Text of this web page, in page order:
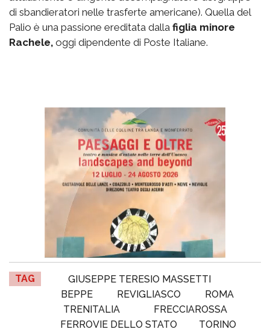
di sbandieratori nelle trasferte americane). Quella del
Palio è una passione ereditata dalla figlia minore
Rachele, oggi dipendente di Poste Italiane.
TAG
GIUSEPPE TERESIO MASSETTI
BEPPE
REVIGLIASCO
ROMA
TRENITALIA
FRECCIAROSSA
FERROVIE DELLO STATO
TORINO